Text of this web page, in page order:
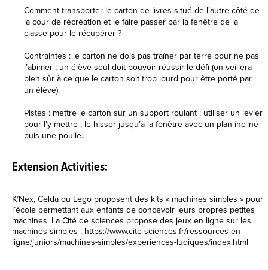
Comment transporter le carton de livres situé de l’autre côté de
la cour de récréation et le faire passer par la fenêtre de la
classe pour le récupérer ?
Contraintes : le carton ne dois pas traîner par terre pour ne pas
l’abimer ; un élève seul doit pouvoir réussir le défi (on veillera
bien sûr à ce que le carton soit trop lourd pour être porté par
un élève).
Pistes : mettre le carton sur un support roulant ; utiliser un levier
pour l’y mettre ; le hisser jusqu’à la fenêtre avec un plan incliné
puis une poulie.
Extension Activities:
K’Nex, Celda ou Lego proposent des kits « machines simples » pour
l’école permettant aux enfants de concevoir leurs propres petites
machines. La Cité de sciences propose des jeux en ligne sur les
machines simples : https://www.cite-sciences.fr/ressources-en-
ligne/juniors/machines-simples/experiences-ludiques/index.html